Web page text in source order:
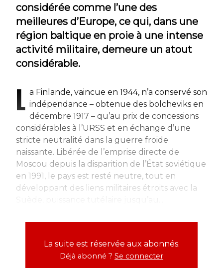
considérée comme l’une des
meilleures d’Europe, ce qui, dans une
région baltique en proie à une intense
activité militaire, demeure un atout
considérable.
L a Finlande, vaincue en 1944, n’a conservé son
indépendance – obtenue des bolcheviks en
décembre 1917 – qu’au prix de concessions
considérables à l’URSS et en échange d’une
stricte neutralité dans la guerre froide
naissante. Libérée de l’emprise directe de
Moscou depuis la disparition de l’État soviétique
en 1991, le pays est resté neutre, tout en
développant des liens militaires étroits avec la
La suite est réservée aux abonnés.
Déjà abonné ? Se connecter